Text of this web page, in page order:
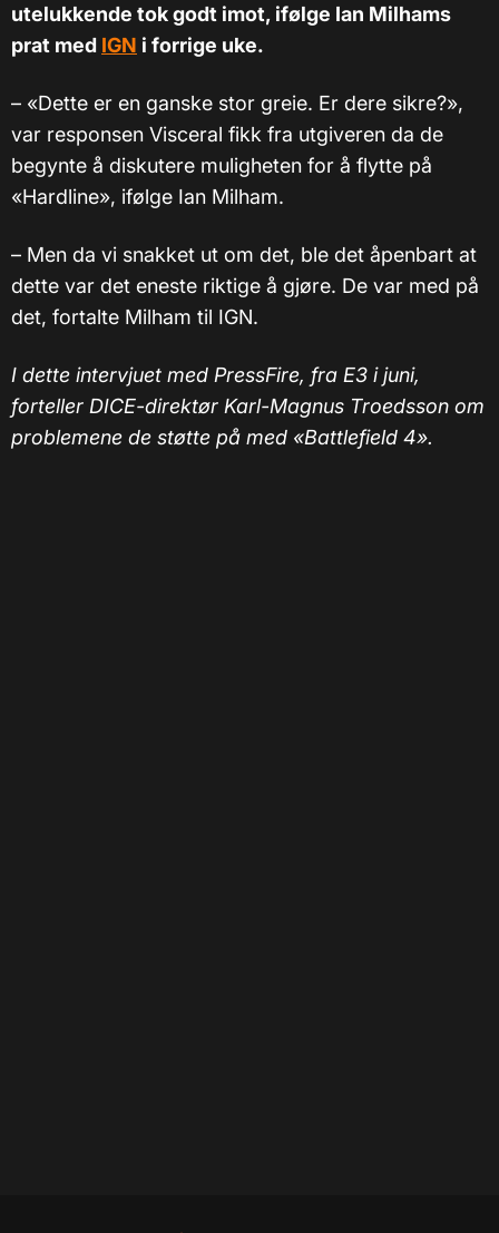
utelukkende tok godt imot, ifølge Ian Milhams
prat med IGN i forrige uke.
– «Dette er en ganske stor greie. Er dere sikre?»,
var responsen Visceral fikk fra utgiveren da de
begynte å diskutere muligheten for å flytte på
«Hardline», ifølge Ian Milham.
– Men da vi snakket ut om det, ble det åpenbart at
dette var det eneste riktige å gjøre. De var med på
det, fortalte Milham til IGN.
I dette intervjuet med PressFire, fra E3 i juni,
forteller DICE-direktør Karl-Magnus Troedsson om
problemene de støtte på med «Battlefield 4».